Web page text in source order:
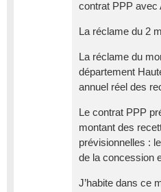
contrat PPP avec
La réclame du 2
La réclame du
département
annuel réel des
Le contrat PPP
montant des
prévisionnelles :
de la concession
J’habite dans ce